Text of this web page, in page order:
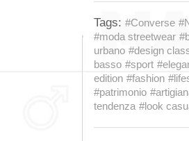
Tags: #Converse
#moda streetwear
urbano #design
basso #sport
edition #fashion
#patrimonio
tendenza #look